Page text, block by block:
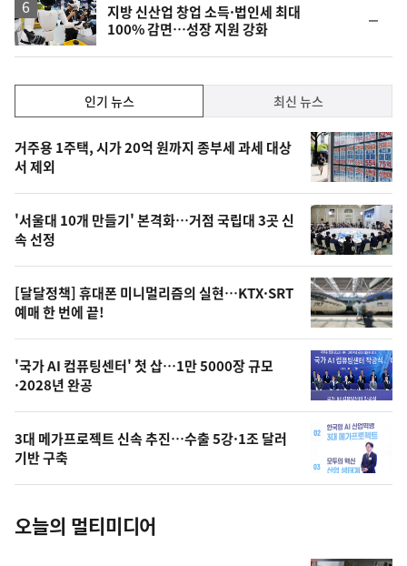
지방 신산업 창업 소득·법인세 최대
100% 감면…성장 지원 강화
일
기,
최
신,
오
늘
의
영
상
오
늘
의
사
진
인기 뉴스 최신 뉴스
기
뉴
스
거주용 1주택, 시가 20억 원까지 종부세 과세 대상
서 제외
'서울대 10개 만들기' 본격화…거점 국립대 3곳 신
속 선정
[달달정책] 휴대폰 미니멀리즘의 실현…KTX·SRT
예매 한 번에 끝!
'국가 AI 컴퓨팅센터' 첫 삽…1만 5000장 규모
·2028년 완공
3대 메가프로젝트 신속 추진…수출 5강·1조 달러
기반 구축
오늘의 멀티미디어